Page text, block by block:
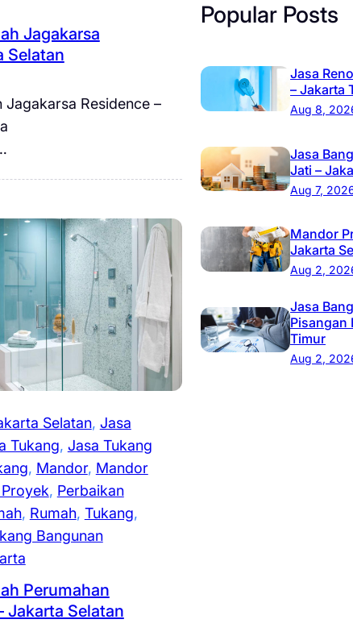
Jagakarsa
Selatan
Jagakarsa Residence –
Selatan, Jasa
Tukang, Jasa Tukang
, Mandor, Mandor
, Perbaikan
, Rumah, Tukang
Bangunan
Perumahan
Jakarta Selatan
Popular Posts
Jasa
– Jakarta
Aug 8,
Jasa
Jati –
Aug 7,
Mandor
Jakarta
Aug 2,
Jasa
Pisangan
Timur
Aug 2,